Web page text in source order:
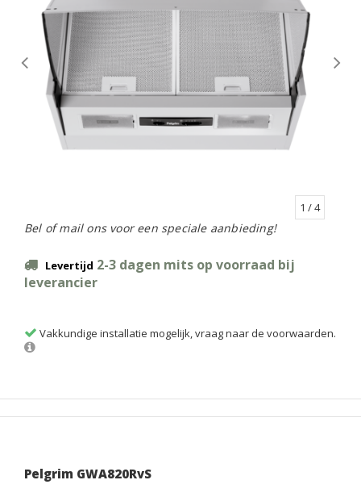
1 / 4
Bel of mail ons voor een speciale aanbieding!
Levertijd 2-3 dagen mits op voorraad bij
leverancier
Vakkundige installatie mogelijk, vraag naar de voorwaarden.
Pelgrim GWA820RvS